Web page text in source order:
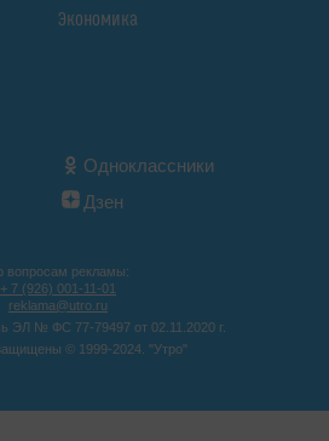
Экономика
Одноклассники
Дзен
вопросам рекламы:
+ 7 (926) 001-11-01
reklama@utro.ru
ЭЛ № ФС 77-79497 от 02.11.2020 г.
© 1999-2024. "Утро"